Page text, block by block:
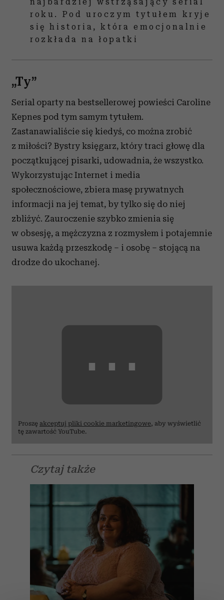
roku. Pod uroczym tytułem kryje
się historia, która emocjonalnie
rozkłada na łopatki
„Ty”
Serial oparty na bestsellerowej powieści Caroline
Kepnes pod tym samym tytułem.
Zastanawialiście się kiedyś, co można zrobić
z miłości? Bystry księgarz, który traci głowę dla
początkującej pisarki, udowadnia, że wszystko.
Wykorzystując Internet i media
społecznościowe, zbiera masę prywatnych
informacji na jej temat, by tylko się do niej
zbliżyć. Zauroczenie szybko zmienia się
w obsesję, a mężczyzna z rozmysłem i potajemnie
usuwa każdą przeszkodę – i osobę – stojącą na
drodze do ukochanej.
⋯
Proszę akceptuj pliki cookie marketingowe, aby wyświetlić
tę zawartość YouTube.
Czytaj także